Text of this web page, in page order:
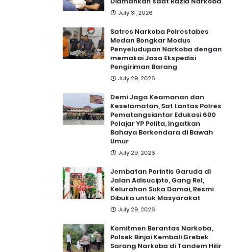
July 31, 2026
Satres Narkoba Polrestabes
Medan Bongkar Modus
Penyeludupan Narkoba dengan
memakai Jasa Ekspedisi
Pengiriman Barang
July 29, 2026
Demi Jaga Keamanan dan
Keselamatan, Sat Lantas Polres
Pematangsiantar Edukasi 600
Pelajar YP Pelita, Ingatkan
Bahaya Berkendara di Bawah
Umur
July 29, 2026
Jembatan Perintis Garuda di
Jalan Adisucipto, Gang Rel,
Kelurahan Suka Damai, Resmi
Dibuka untuk Masyarakat
July 29, 2026
Komitmen Berantas Narkoba,
Polsek Binjai Kembali Grebek
Sarang Narkoba di Tandem Hilir